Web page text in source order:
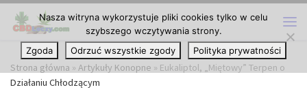
Przejdź do treści
Strona główna » Artykuły Konopne » Eukaliptol, „Miętowy” Terpen o
Działaniu Chłodzącym
Nasza witryna wykorzystuje pliki cookies tylko w celu
szybszego wczytywania strony.
Zgoda
Odrzuć wszystkie zgody Polityka prywatności